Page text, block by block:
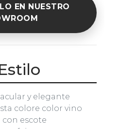
EN NUESTRO
y elegante
colore color vino
escote